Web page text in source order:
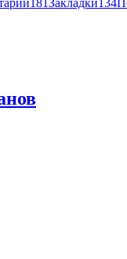
181Закладки134